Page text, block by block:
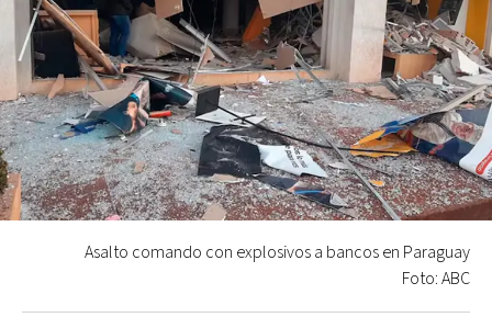
Asalto comando con explosivos a bancos en Paraguay
Foto: ABC